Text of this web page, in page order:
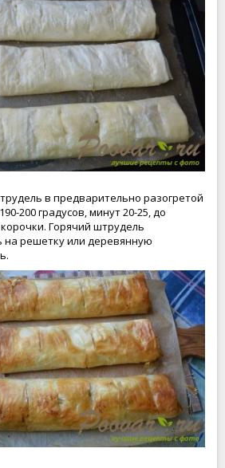
в предварительно разогретой
200 градусов, минут 20-25, до
Горячий штрудель
на решетку или деревянную